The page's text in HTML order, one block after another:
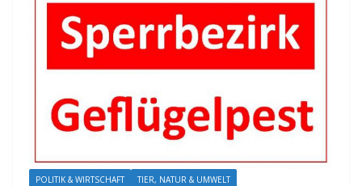
POLITIK & WIRTSCHAFT
TIER, NATUR & UMWELT